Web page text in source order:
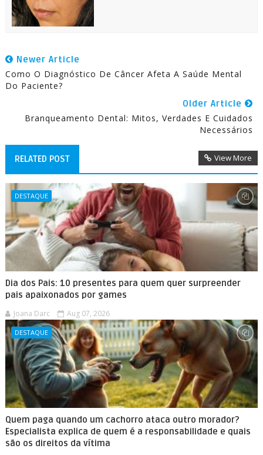
Newer Article
Como O Diagnóstico De Câncer Afeta A Saúde Mental
Do Paciente?
Older Article
Branqueamento Dental: Mitos, Verdades E Cuidados
Necessários
RELATED POST View More
DESTAQUE
Dia dos Pais: 10 presentes para quem quer surpreender
pais apaixonados por games
Joana Darc Aug 07, 2026
DESTAQUE
Quem paga quando um cachorro ataca outro morador?
Especialista explica de quem é a responsabilidade e quais
são os direitos da vítima